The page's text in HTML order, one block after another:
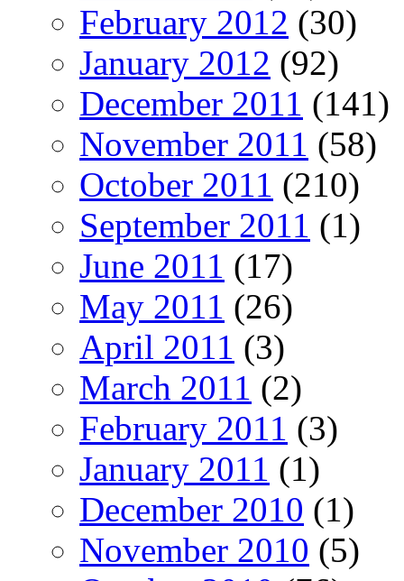
February 2012 (30)
January 2012 (92)
December 2011 (141)
November 2011 (58)
October 2011 (210)
September 2011 (1)
June 2011 (17)
May 2011 (26)
April 2011 (3)
March 2011 (2)
February 2011 (3)
January 2011 (1)
December 2010 (1)
November 2010 (5)